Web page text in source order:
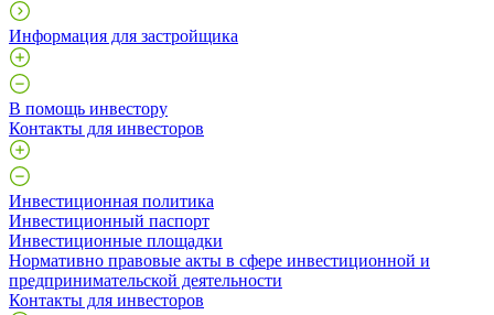
Информация для застройщика
В помощь инвестору
Контакты для инвесторов
Инвестиционная политика
Инвестиционный паспорт
Инвестиционные площадки
Нормативно правовые акты в сфере инвестиционной и
предпринимательской деятельности
Контакты для инвесторов